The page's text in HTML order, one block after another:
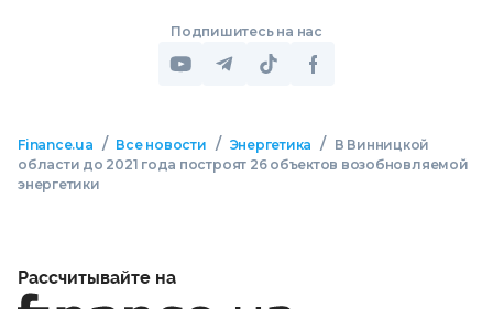
Подпишитесь на нас
Finance.ua / Все новости / Энергетика /
В Винницкой
области до 2021 года построят 26 объектов возобновляемой
энергетики
Рассчитывайте на